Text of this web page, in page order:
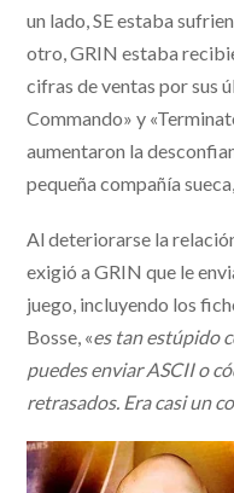
un lado, SE estaba
otro, GRIN estaba
cifras de ventas por sus
Commando» y
aumentaron la
pequeña compañía
Al deteriorarse la
exigió a GRIN que le
juego, incluyendo los
Bosse, «es tan estúpido
puedes enviar ASCII o
retrasados. Era casi un